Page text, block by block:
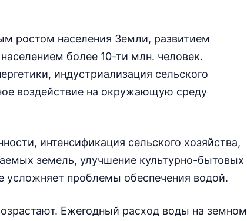
ростом населения Земли, развитием
более 10-ти млн. человек.
индустриализация сельского
воздействие на окружающую среду
интенсификация сельского хозяйства,
земель, улучшение культурно-бытовых
усложняет проблемы обеспечения водой.
Ежегодный расход воды на земном